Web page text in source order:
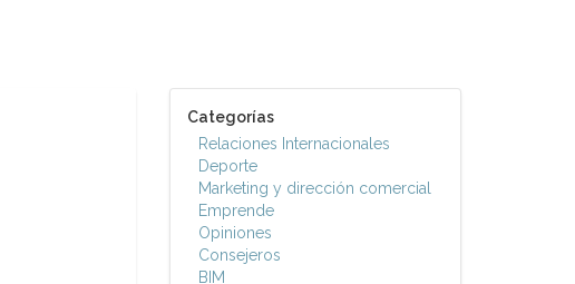
Categorías
Relaciones Internacionales
Deporte
Marketing y dirección comercial
Emprende
Opiniones
Consejeros
BIM